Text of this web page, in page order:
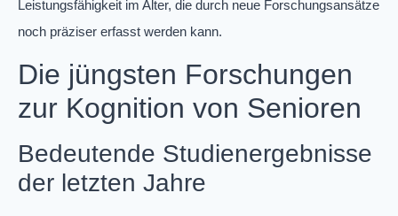
Leistungsfähigkeit im Alter, die durch neue Forschungsansätze
noch präziser erfasst werden kann.
Die jüngsten Forschungen
zur Kognition von Senioren
Bedeutende Studienergebnisse
der letzten Jahre